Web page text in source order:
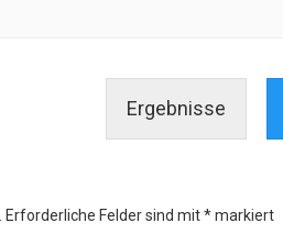
Ergebnisse
Erforderliche Felder sind mit*markiert